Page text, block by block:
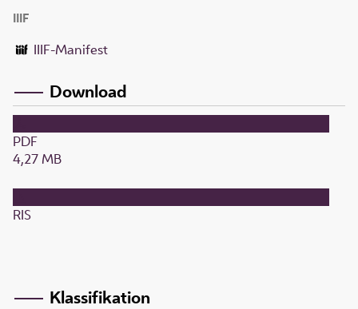
IIIF
IIIF-Manifest
Download
PDF
4,27 MB
RIS
Klassifikation